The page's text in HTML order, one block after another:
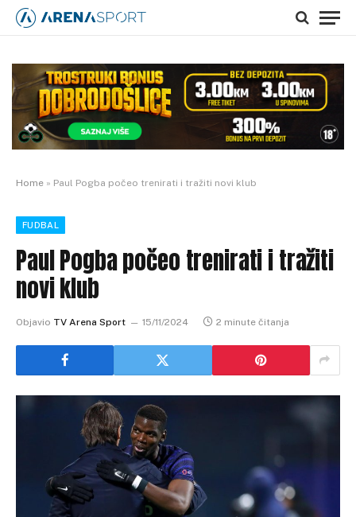
Home » Paul Pogba počeo trenirati i tražiti novi klub
FUDBAL
Paul Pogba počeo trenirati i tražiti
novi klub
Objavio TV Arena Sport 15/11/2024 2 minute čitanja